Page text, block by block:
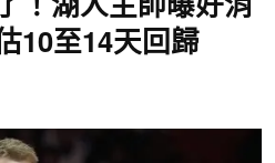
10至14天回歸